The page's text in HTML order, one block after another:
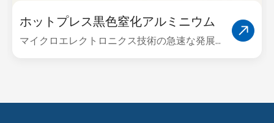
ホットプレス黒色窒化アルミニウム
(ALN) セラミック
マイクロエレクトロニクス技術の急速な発展
デバイスの要求はますます高くなっていま